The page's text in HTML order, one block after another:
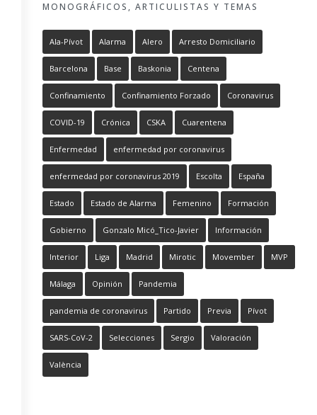
MONOGRÁFICOS, ARTICULISTAS Y TEMAS
Ala-Pívot Alarma Alero Arresto Domiciliario
Barcelona Base Baskonia Centena
Confinamiento Confinamiento Forzado Coronavirus
COVID-19 Crónica CSKA Cuarentena
Enfermedad enfermedad por coronavirus
enfermedad por coronavirus 2019 Escolta España
Estado Estado de Alarma Femenino Formación
Gobierno Gonzalo Micó_Tico-Javier Información
Interior Liga Madrid Mirotic Movember MVP
Málaga Opinión Pandemia
pandemia de coronavirus Partido Previa Pívot
SARS-CoV-2 Selecciones Sergio Valoración
València